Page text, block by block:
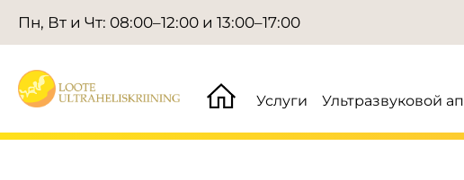
Пн, Вт и Чт: 08:00–12:00 и 13:00–17:00
Услуги Ультразвуковой